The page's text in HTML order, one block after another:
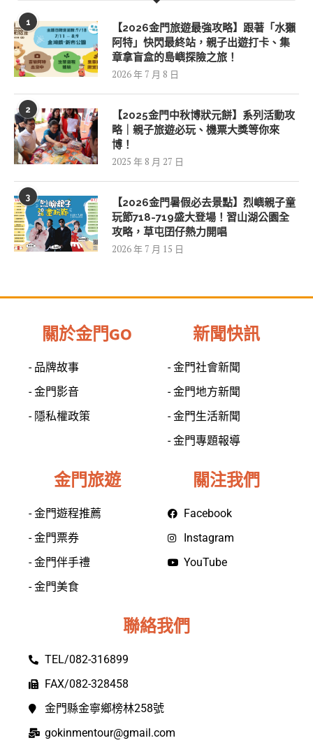
1
【2026金門旅遊最強攻略】跟著「水獺
阿特」快閃最終站，親子出遊打卡、集
章拿盲盒的島嶼探險之旅！
2026 年 7 月 8 日
2
【2025金門中秋博狀元餅】系列活動攻
略｜親子旅遊必玩、機票大獎等你來
博！
2025 年 8 月 27 日
3
【2026金門暑假必去景點】烈嶼親子童
玩節718-719盛大登場！習山湖公園全
攻略，草屯囝仔熱力開唱
2026 年 7 月 15 日
關於金門GO
- 品牌故事
- 金門影音
- 隱私權政策
新聞快訊
- 金門社會新聞
- 金門地方新聞
- 金門生活新聞
- 金門專題報導
金門旅遊
- 金門遊程推薦
- 金門票券
- 金門伴手禮
- 金門美食
關注我們
Facebook
Instagram
YouTube
聯絡我們
TEL/082-316899
FAX/082-328458
金門縣金寧鄉榜林258號
gokinmentour@gmail.com